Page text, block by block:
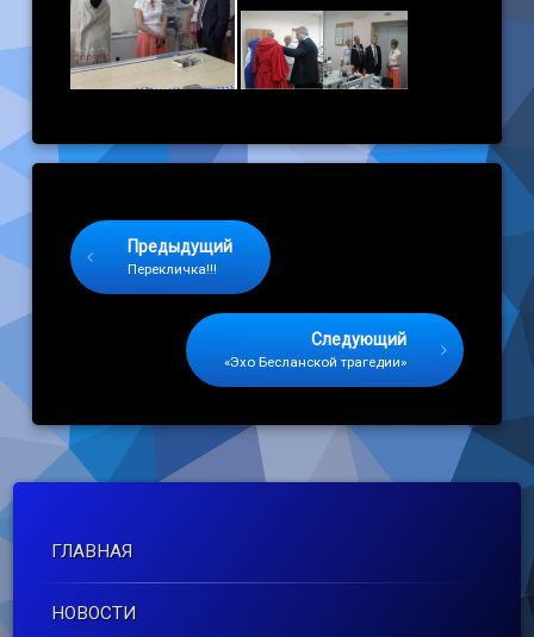
Предыдущий
Перекличка!!!
Следующий
«Эхо Бесланской трагедии»
ГЛАВНАЯ
НОВОСТИ